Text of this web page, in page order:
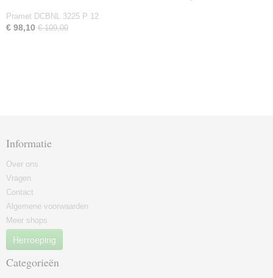
Pramet DCBNL 3225 P 12
€ 98,10 € 109,00
Informatie
Over ons
Vragen
Contact
Algemene voorwaarden
Meer shops
Herroeping
Categorieën